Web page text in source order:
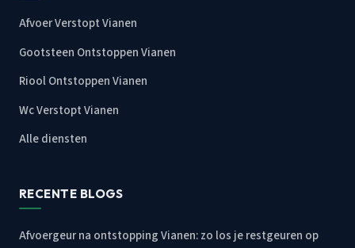
Afvoer Verstopt Vianen
Gootsteen Ontstoppen Vianen
Riool Ontstoppen Vianen
Wc Verstopt Vianen
Alle diensten
RECENTE BLOGS
Afvoergeur na ontstopping Vianen: zo los je restgeuren op